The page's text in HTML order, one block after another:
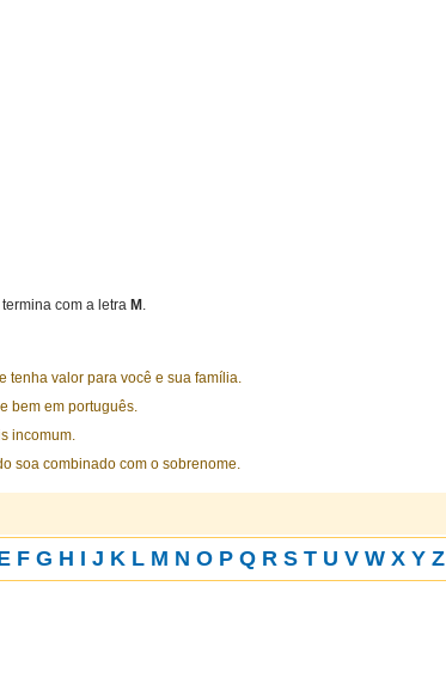
termina com a letra M .
tenha valor para você e sua família.
bem em português.
incomum.
soa combinado com o sobrenome.
F G H I J K L M N O P Q R S T U V W X Y Z